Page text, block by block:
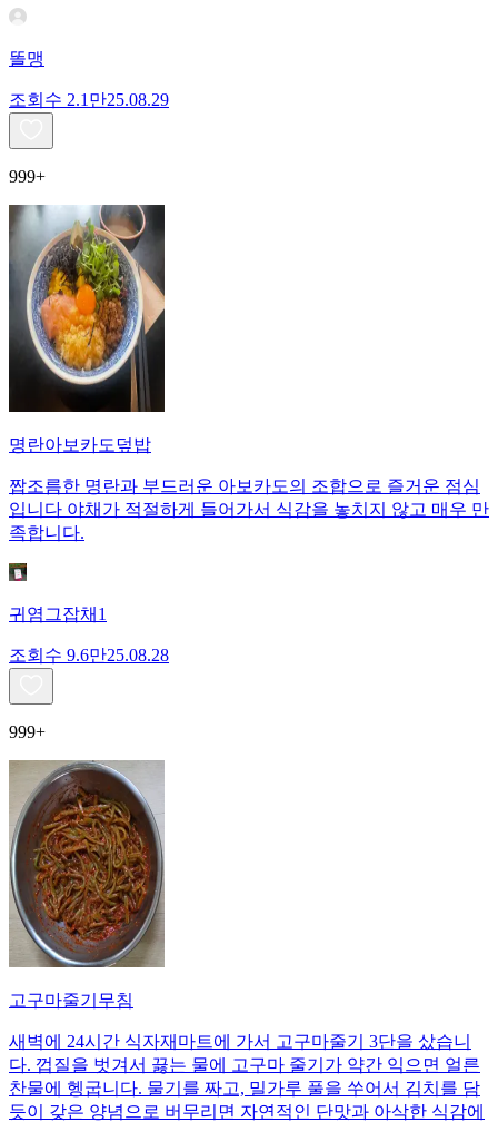
똘맹
조회수 2.1만25.08.29
999+
명란아보카도덮밥
짭조름한 명란과 부드러운 아보카도의 조합으로 즐거운 점심
입니다 야채가 적절하게 들어가서 식감을 놓치지 않고 매우 만
족합니다.
귀염그잡채1
조회수 9.6만25.08.28
999+
고구마줄기무침
새벽에 24시간 식자재마트에 가서 고구마줄기 3단을 샀습니
다. 껍질을 벗겨서 끓는 물에 고구마 줄기가 약간 익으면 얼른
찬물에 헹굽니다. 물기를 짜고, 밀가루 풀을 쑤어서 김치를 담
듯이 갖은 양념으로 버무리면 자연적인 단맛과 아삭한 식감에